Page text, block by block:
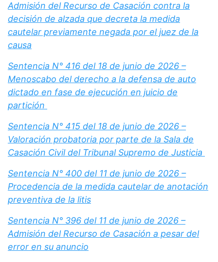
Admisión del Recurso de Casación contra la
decisión de alzada que decreta la medida
cautelar previamente negada por el juez de la
causa
Sentencia N° 416 del 18 de junio de 2026 –
Menoscabo del derecho a la defensa de auto
dictado en fase de ejecución en juicio de
partición
Sentencia N° 415 del 18 de junio de 2026 –
Valoración probatoria por parte de la Sala de
Casación Civil del Tribunal Supremo de Justicia
Sentencia N° 400 del 11 de junio de 2026 –
Procedencia de la medida cautelar de anotación
preventiva de la litis
Sentencia N° 396 del 11 de junio de 2026 –
Admisión del Recurso de Casación a pesar del
error en su anuncio